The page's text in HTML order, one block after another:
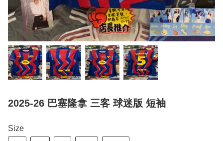
2025-26 巴塞隆拿 三客 球迷版 短袖
Size